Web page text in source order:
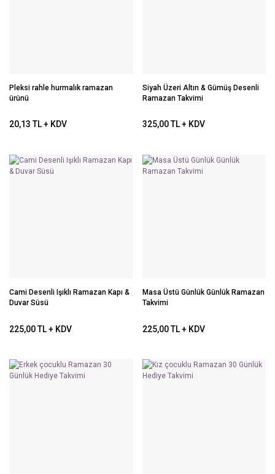
Pleksi rahle hurmalık ramazan
ürünü
20,13 TL + KDV
Siyah Üzeri Altın & Gümüş Desenli
Ramazan Takvimi
325,00 TL + KDV
Cami Desenli Işıklı Ramazan Kapı &
Duvar Süsü
225,00 TL + KDV
Masa Üstü Günlük Günlük Ramazan
Takvimi
225,00 TL + KDV